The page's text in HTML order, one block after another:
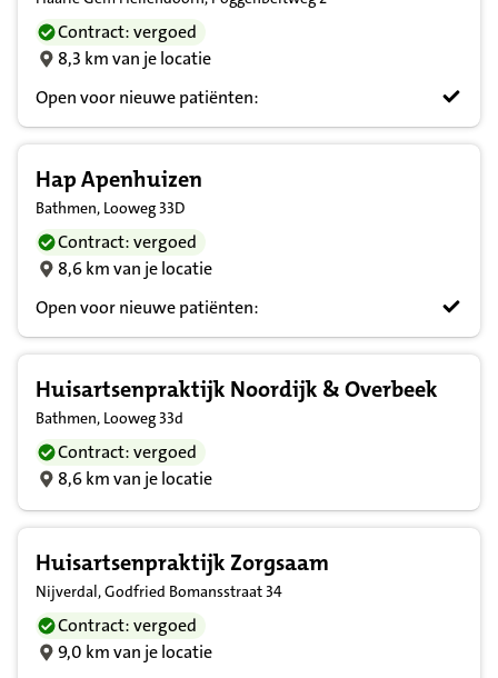
Contract: vergoed
8,3 km van je locatie
Open voor nieuwe patiënten:
Hap Apenhuizen
Bathmen, Looweg 33D
Contract: vergoed
8,6 km van je locatie
Open voor nieuwe patiënten:
Huisartsenpraktijk Noordijk & Overbeek
Bathmen, Looweg 33d
Contract: vergoed
8,6 km van je locatie
Huisartsenpraktijk Zorgsaam
Nijverdal, Godfried Bomansstraat 34
Contract: vergoed
9,0 km van je locatie